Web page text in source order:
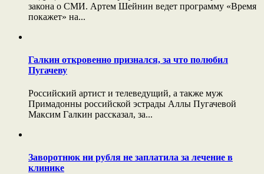
закона о СМИ. Артем Шейнин ведет программу «Время
покажет» на...
Галкин откровенно признался, за что полюбил
Пугачеву
Российский артист и телеведущий, а также муж
Примадонны российской эстрады Аллы Пугачевой
Максим Галкин рассказал, за...
Заворотнюк ни рубля не заплатила за лечение в
клинике